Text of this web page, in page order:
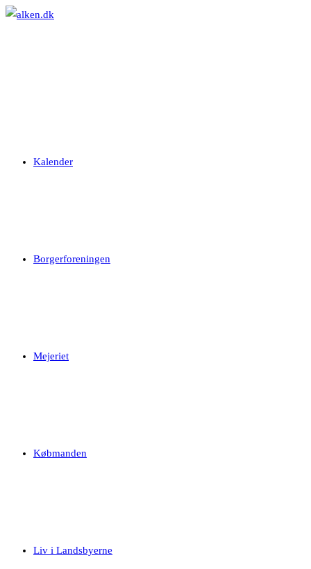
Skip
Kalender
Borgerforeningen
Mejeriet
Købmanden
Liv i Landsbyerne